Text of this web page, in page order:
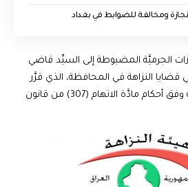
الجرميَّة المضبوطة إلى السيِّد قاضي
النزاهة في المحافظة، الذي قرَّر
توقيفه وإجراء التحقيق معه وفق أحكام مادَّة الاتهام (307) من قانون